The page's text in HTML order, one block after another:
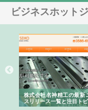
ビジネスホット
株式会社名神精工の最新
スリリース一覧と注目ト